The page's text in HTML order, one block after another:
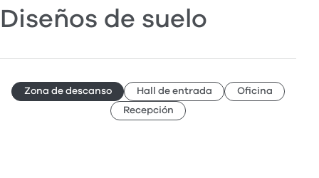
Diseños de suelo
Zona de descanso Hall de entrada
Oficina
Recepción